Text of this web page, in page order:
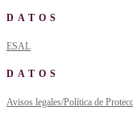
DATOS
ESAL
DATOS
Avisos legales/Política de